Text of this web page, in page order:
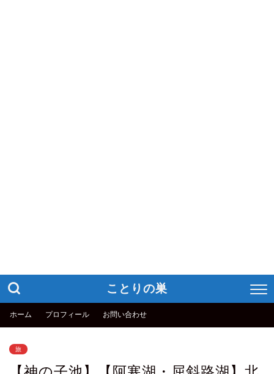
ことりの巣
ホーム プロフィール お問い合わせ
旅